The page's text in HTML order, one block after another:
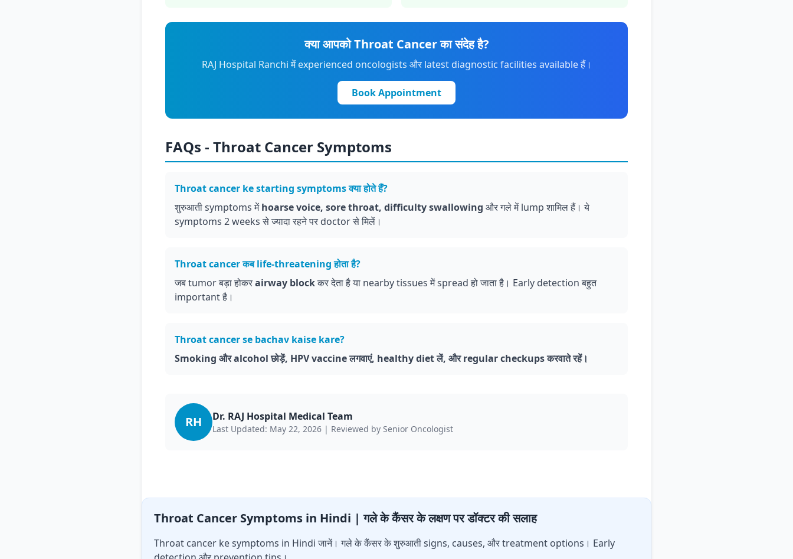
क्या आपको Throat Cancer का संदेह है?
RAJ Hospital Ranchi में experienced oncologists और latest diagnostic facilities available हैं।
Book Appointment
FAQs - Throat Cancer Symptoms
Throat cancer ke starting symptoms क्या होते हैं?
शुरुआती symptoms मेंhoarse voice, sore throat, difficulty swallowing और गले में lump शामिल हैं। ये
symptoms 2 weeks से ज्यादा रहने पर doctor से मिलें।
Throat cancer कब life-threatening होता है?
जब tumor बड़ा होकरairway blockकर देता है या nearby tissues में spread हो जाता है। Early detection बहुत
important है।
Throat cancer se bachav kaise kare?
Smoking और alcohol छोड़ें, HPV vaccine लगवाएं, healthy diet लें, और regular checkups करवाते रहें।
RH Dr. RAJ Hospital Medical Team
Last Updated: May 22, 2026 | Reviewed by Senior Oncologist
Throat Cancer Symptoms in Hindi | गले के कैंसर के लक्षण पर डॉक्टर की सलाह
Throat cancer ke symptoms in Hindi जानें। गले के कैंसर के शुरुआती signs, causes, और treatment options। Early